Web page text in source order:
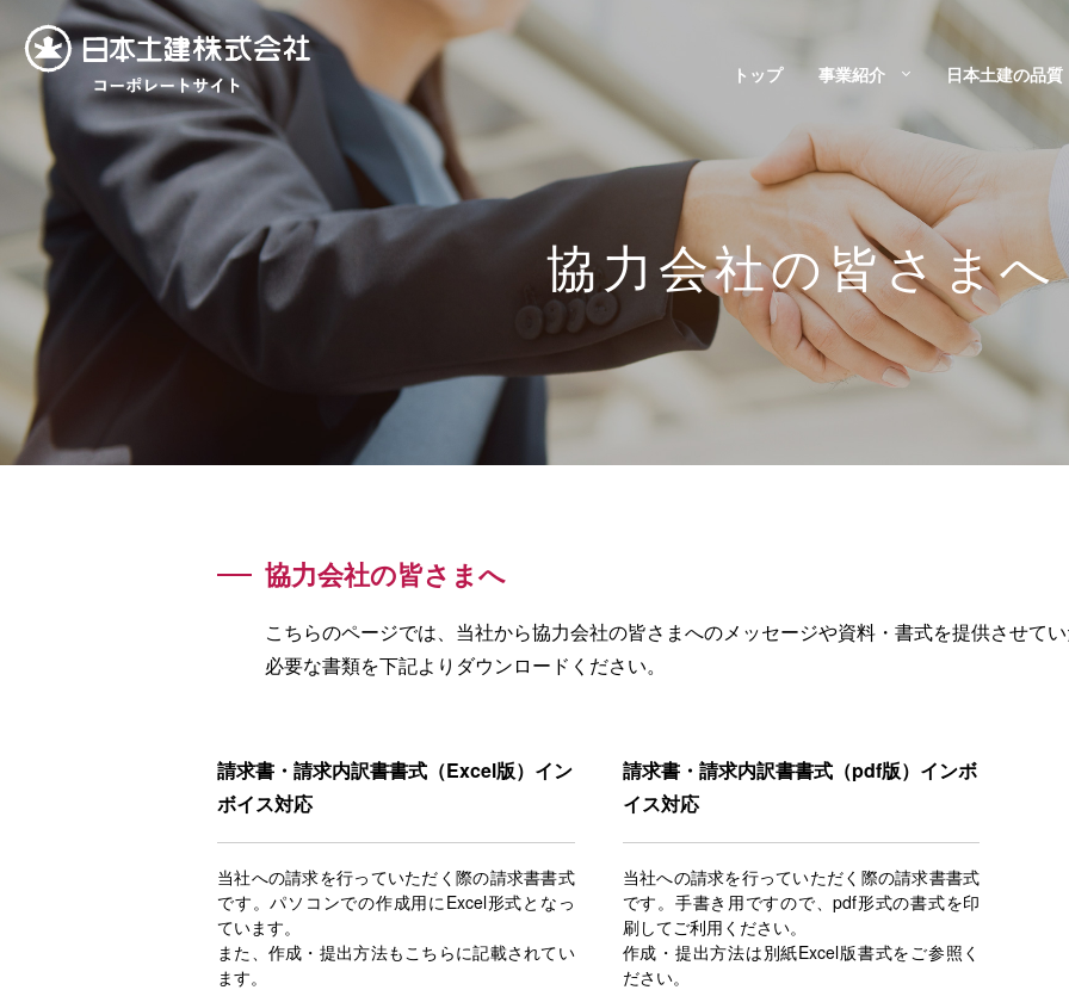
トップ 事業紹介 日本土建の品質
協力会社の皆さまへ
協力会社の皆さまへ
こちらのページでは、当社から協力会社の皆さまへのメッセージや資料・書式を提供させてい
必要な書類を下記よりダウンロードください。
請求書・請求内訳書書式（Excel版）イン
ボイス対応
当社への請求を行っていただく際の請求書書式
です。パソコンでの作成用にExcel形式となっ
ています。
また、作成・提出方法もこちらに記載されてい
ます。
請求書・請求内訳書書式（pdf版）インボ
イス対応
当社への請求を行っていただく際の請求書書式
です。手書き用ですので、pdf形式の書式を印
刷してご利用ください。
作成・提出方法は別紙Excel版書式をご参照く
ださい。